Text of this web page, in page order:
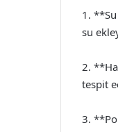
1. **Su
su
2.
tespit
3.